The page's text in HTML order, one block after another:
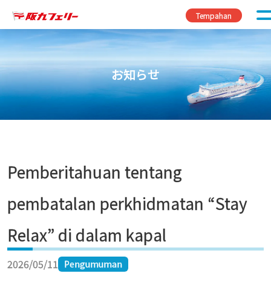
Tempahan
お知らせ
Pemberitahuan tentang
pembatalan perkhidmatan “Stay
Relax” di dalam kapal
2026/05/11 Pengumuman